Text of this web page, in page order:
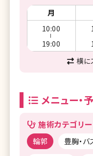
月
10:00
19:00
横に
メニュー・
施術カテゴリー
輪郭 豊胸・バ